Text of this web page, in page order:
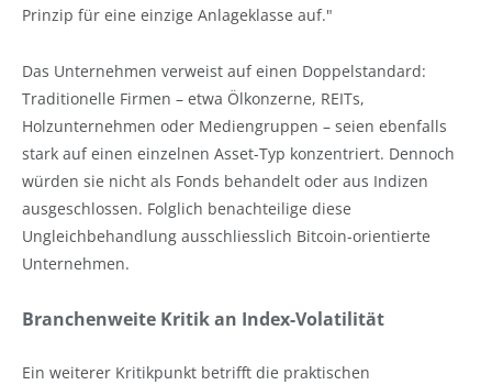
Prinzip für eine einzige Anlageklasse auf."
Das Unternehmen verweist auf einen Doppelstandard:
Traditionelle Firmen – etwa Ölkonzerne, REITs,
Holzunternehmen oder Mediengruppen – seien ebenfalls
stark auf einen einzelnen Asset-Typ konzentriert. Dennoch
würden sie nicht als Fonds behandelt oder aus Indizen
ausgeschlossen. Folglich benachteilige diese
Ungleichbehandlung ausschliesslich Bitcoin-orientierte
Unternehmen.
Branchenweite Kritik an Index-Volatilität
Ein weiterer Kritikpunkt betrifft die praktischen